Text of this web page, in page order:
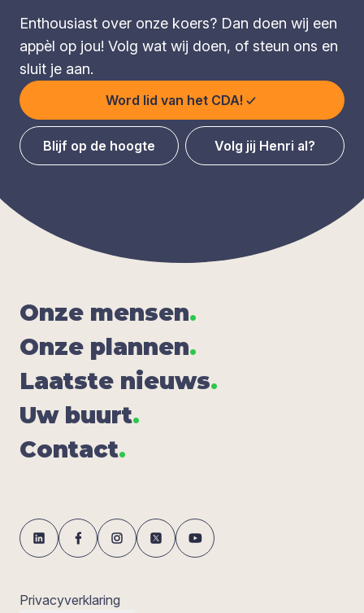
Enthousiast over onze koers? Dan doen wij een
appèl op jou! Volg wat wij doen, of steun ons en
sluit je aan.
Word lid van het CDA!
Blijf op de hoogte Volg jij Henri al?
Onze men­sen.
Onze plan­nen.
Laat­ste nieuws.
Uw buurt.
Con­tact.
Privacyverklaring